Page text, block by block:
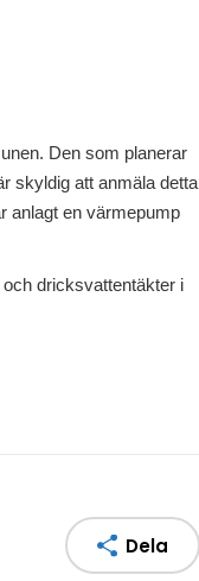
Den som planerar
skyldig att anmäla detta
anlagt en värmepump
dricksvattentäkter i
Dela